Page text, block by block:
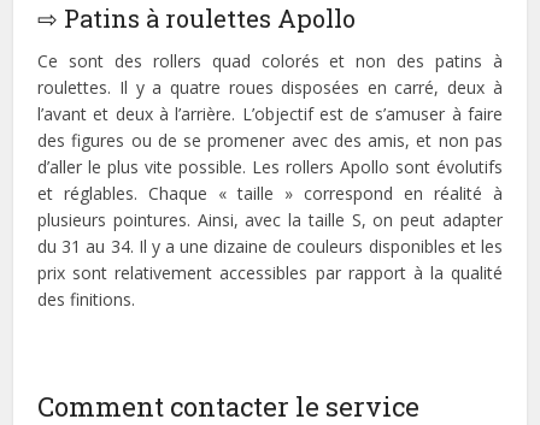
⇨ Patins à roulettes Apollo
Ce sont des rollers quad colorés et non des patins à
roulettes. Il y a quatre roues disposées en carré, deux à
l’avant et deux à l’arrière. L’objectif est de s’amuser à faire
des figures ou de se promener avec des amis, et non pas
d’aller le plus vite possible. Les rollers Apollo sont évolutifs
et réglables. Chaque « taille » correspond en réalité à
plusieurs pointures. Ainsi, avec la taille S, on peut adapter
du 31 au 34. Il y a une dizaine de couleurs disponibles et les
prix sont relativement accessibles par rapport à la qualité
des finitions.
Comment contacter le service